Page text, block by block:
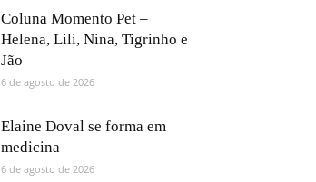
Coluna Momento Pet –
Helena, Lili, Nina, Tigrinho e
Jão
6 de agosto de 2026
Elaine Doval se forma em
medicina
6 de agosto de 2026